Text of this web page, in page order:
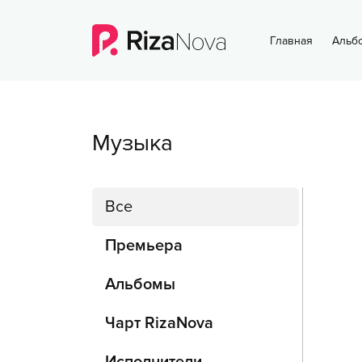
Главная
Музыка
Все
Премьера
Альбомы
Чарт RizaNova